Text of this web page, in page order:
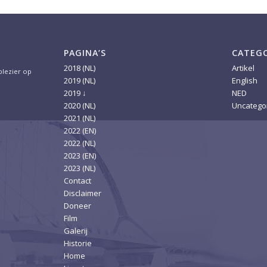
op
PAGINA’S
2018 (NL)
2019 (NL)
2019 ↓
2020 (NL)
2021 (NL)
2022 (EN)
2022 (NL)
2023 (EN)
2023 (NL)
Contact
Disclaimer
Doneer
Film
Galerij
Historie
Home
Artikel
English
NED